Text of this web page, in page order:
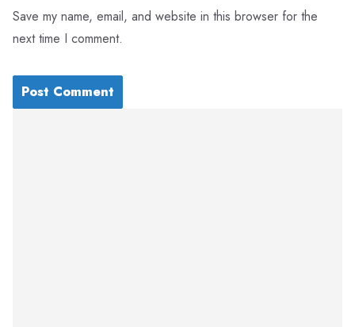
Save my name, email, and website in this browser for the
next time I comment.